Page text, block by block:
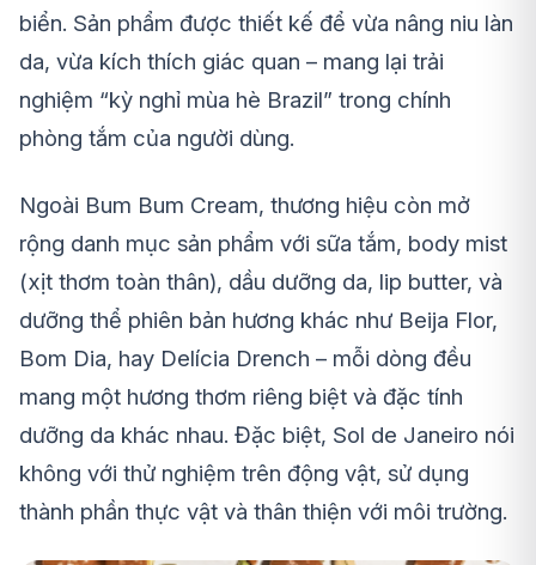
biển. Sản phẩm được thiết kế để vừa nâng niu làn
da, vừa kích thích giác quan – mang lại trải
nghiệm “kỳ nghỉ mùa hè Brazil” trong chính
phòng tắm của người dùng.
Ngoài Bum Bum Cream, thương hiệu còn mở
rộng danh mục sản phẩm với sữa tắm, body mist
(xịt thơm toàn thân), dầu dưỡng da, lip butter, và
dưỡng thể phiên bản hương khác như Beija Flor,
Bom Dia, hay Delícia Drench – mỗi dòng đều
mang một hương thơm riêng biệt và đặc tính
dưỡng da khác nhau. Đặc biệt, Sol de Janeiro nói
không với thử nghiệm trên động vật, sử dụng
thành phần thực vật và thân thiện với môi trường.